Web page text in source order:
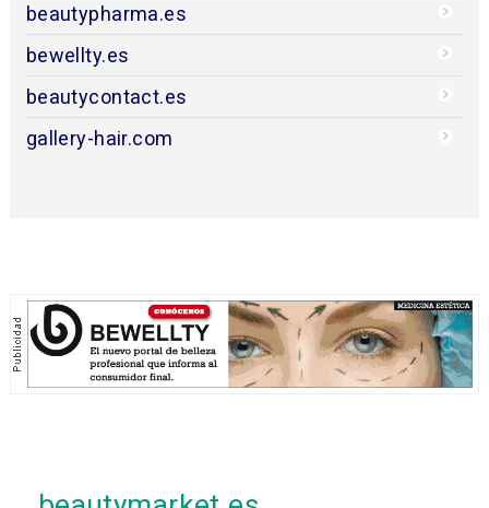
beautypharma.es
bewellty.es
beautycontact.es
gallery-hair.com